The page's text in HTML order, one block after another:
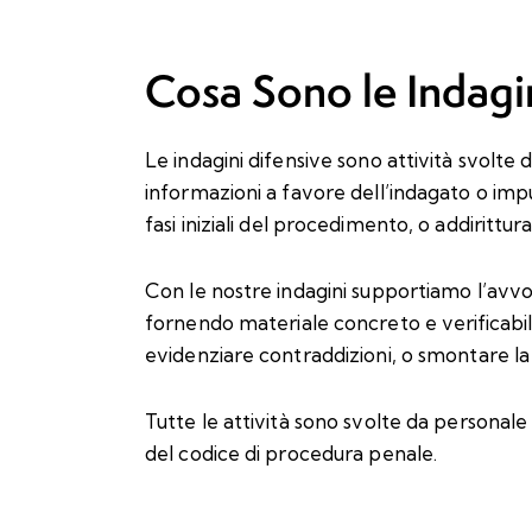
Cosa Sono le
Le indagini difensive sono attività svolte
informazioni a favore dell’indagato o
fasi iniziali del procedimento, o
Con le nostre indagini supportiamo
fornendo materiale concreto e
evidenziare contraddizioni, o smontare la
Tutte le attività sono svolte da
del codice di procedura penale.